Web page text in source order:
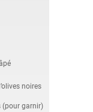
noires
(pour garnir)